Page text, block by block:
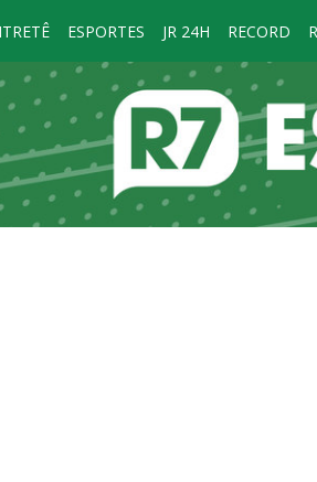
ESPORTES JR 24H RECORD